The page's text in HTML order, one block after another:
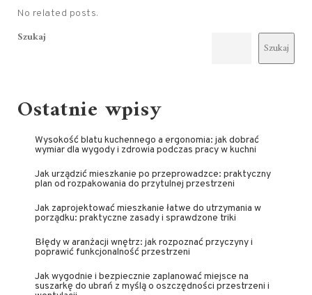
No related posts.
Szukaj
Szukaj
Ostatnie wpisy
Wysokość blatu kuchennego a ergonomia: jak dobrać
wymiar dla wygody i zdrowia podczas pracy w kuchni
Jak urządzić mieszkanie po przeprowadzce: praktyczny
plan od rozpakowania do przytulnej przestrzeni
Jak zaprojektować mieszkanie łatwe do utrzymania w
porządku: praktyczne zasady i sprawdzone triki
Błędy w aranżacji wnętrz: jak rozpoznać przyczyny i
poprawić funkcjonalność przestrzeni
Jak wygodnie i bezpiecznie zaplanować miejsce na
suszarkę do ubrań z myślą o oszczędności przestrzeni i